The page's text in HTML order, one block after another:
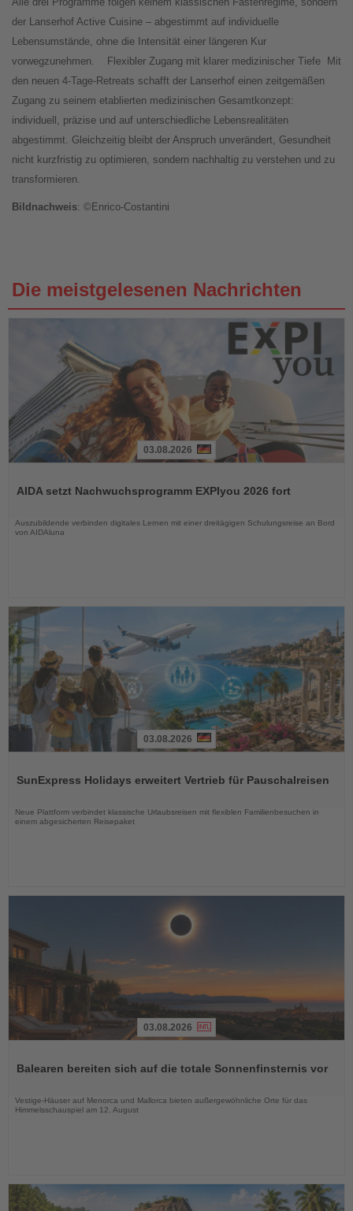
der Lanserhof Active Cuisine – abgestimmt auf individuelle
Lebensumstände, ohne die Intensität einer längeren Kur
vorwegzunehmen.
Flexibler Zugang mit klarer medizinischer Tiefe
Mit
den neuen 4-Tage-Retreats schafft der Lanserhof einen zeitgemäßen
Zugang zu seinem etablierten medizinischen Gesamtkonzept:
individuell, präzise und auf unterschiedliche Lebensrealitäten
abgestimmt. Gleichzeitig bleibt der Anspruch unverändert, Gesundheit
nicht kurzfristig zu optimieren, sondern nachhaltig zu verstehen und zu
transformieren.
Bildnachweis: ©Enrico-Costantini
Die meistgelesenen Nachrichten
die
03.08.2026
AIDA setzt Nachwuchsprogramm EXPIyou 2026 fort
Auszubildende verbinden digitales Lernen mit einer dreitägigen Schulungsreise an Bord
von AIDAluna
die
03.08.2026
SunExpress Holidays erweitert Vertrieb für Pauschalreisen
Neue Plattform verbindet klassische Urlaubsreisen mit flexiblen Familienbesuchen in
einem abgesicherten Reisepaket
die
03.08.2026
Balearen bereiten sich auf die totale Sonnenfinsternis vor
Vestige-Häuser auf Menorca und Mallorca bieten außergewöhnliche Orte für das
Himmelsschauspiel am 12. August